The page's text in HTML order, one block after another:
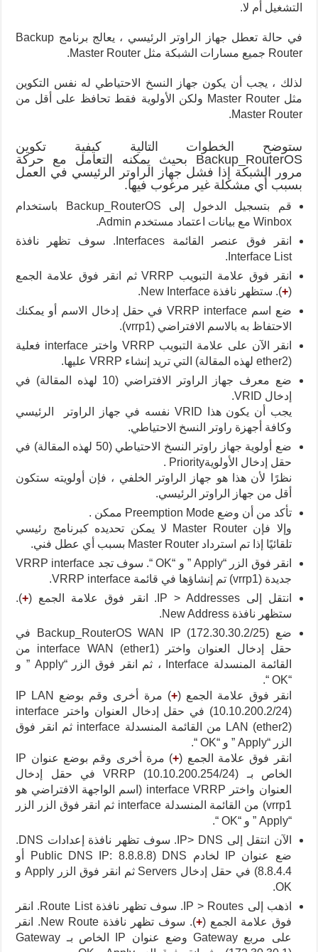
التشغيل أم لا.
في حالة تعطل جهاز الراوتر الرئيسي ، يعالج برنامج Backup
Router جميع مسارات الشبكة مثل Master Router.
لذلك ، يجب أن يكون جهاز النسخ الاحتياطي له نفس التكوين
مثل Master Router ولكن الأولوية فقط تحافظ على أقل من
Master Router.
ستوضح الخطوات التالية كيفية تكوين
Backup_RouterOS بحيث يمكنه التعامل مع حركة
مرور الشبكة إذا فشل جهاز الراوتر الرئيسي في العمل
بسبب أي مشكلة غير مرغوب فيها.
قم ب
تسجيل الدخول إلى Backup_RouterOS باستخدام
Winbox مع بيانات اعتماد مستخدم Admin.
انقر فوق عنصر القائمة Interfaces. سوف تظهر نافذة
Interface List.
انقر فوق علامة التبويب VRRP ثم انقر فوق علامة الجمع
(
+). ستظهر نافذة New Interface.
ضع اسم VRRP interface في حقل إدخال الاسم أو يمكنك
الاحتفاظ به بالاسم الافتراضي (vrrp1).
انقر الآن على علامة التبويب VRRP واختر interface فعلية
(ether2 لهذه المقالة) التي تريد إنشاء VRRP عليها.
ضع معرف جهاز الراوتر الافتراضي (10 لهذه المقالة) في
إدخال VRID.
يجب أن يكون هذا VRID نفسه في جهاز الراوتر الرئيسي
وكافة أجهزة راوتر النسخ الاحتياطي.
ضع أولوية جهاز راوتر النسخ الاحتياطي (50 لهذه المقالة) في
حقل إدخال الأولويةPriority .
نظرًا لأن هذا هو جهاز الراوتر الخلفي ، فإن أولويته ستكون
أقل من جهاز الراوتر الرئيسي.
تأكد من أن وضع Preemption Mode ممكن .
وإلا فإن Master Router لا يمكن تحديده كبرنامج رئيسي
تلقائيًا إذا تم استرداد Master Router بسبب أي عطل فني.
انقر فوق الزر “Apply ” و “OK “. سوف تجد VRRP interface
جديدة (vrrp1) تم إنشاؤها في قائمة VRRP interface.
انتقل إلى IP > Addresses. انقر فوق علامة الجمع (
+
).
ستظهر نافذة New Address.
ضع Backup_RouterOS WAN IP (172.30.30.2/25) في
حقل إدخال العنوان واختر interface WAN (ether1) من
القائمة المنسدلة Interface ، ثم انقر فوق الزر “Apply ” و
“OK “.
انقر فوق علامة الجمع (+
) مرة أخرى وقم بوضع IP LAN
(10.10.200.2/24) في حقل إدخال العنوان واختر interface
LAN (ether2) من القائمة المنسدلة interface ثم انقر فوق
الزر “Apply ” و “OK “.
انقر فوق علامة الجمع (+
) مرة أخرى وقم بوضع عنوان IP
الخاص بـ VRRP (10.10.200.254/24) في حقل إدخال
العنوان واختر interface VRRP (اسم الواجهة الافتراضي هو
vrrp1) من القائمة المنسدلة interface ثم انقر فوق الزر الزر
“Apply ” و “OK “.
الآن انتقل إلى IP> DNS. سوف تظهر نافذة إعدادات DNS.
ضع عنوان IP لخادم DNS (Public DNS IP: 8.8.8.8 أو
8.8.4.4) في حقل إدخال Servers ثم انقر فوق الزر Apply و
OK.
اذهب إلى IP > Routes. سوف تظهر نافذة Route List. انقر
فوق علامة الجمع (+
). سوف تظهر نافذة New Route. انقر
على مربع Gateway وضع عنوان IP الخاص بـ Gateway